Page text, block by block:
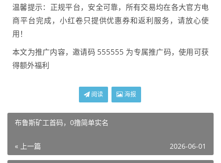
温馨提示：正规平台，安全可靠，所有交易均在各大官方电
商平台完成，小红卷只提供优惠券和返利服务，请放心使
用！
本文为推广内容，邀请码 555555 为专属推广码，使用可获
得额外福利
阅读 海报
布鲁斯矿工首码，0撸简单实名
« 上一篇 2026-06-01